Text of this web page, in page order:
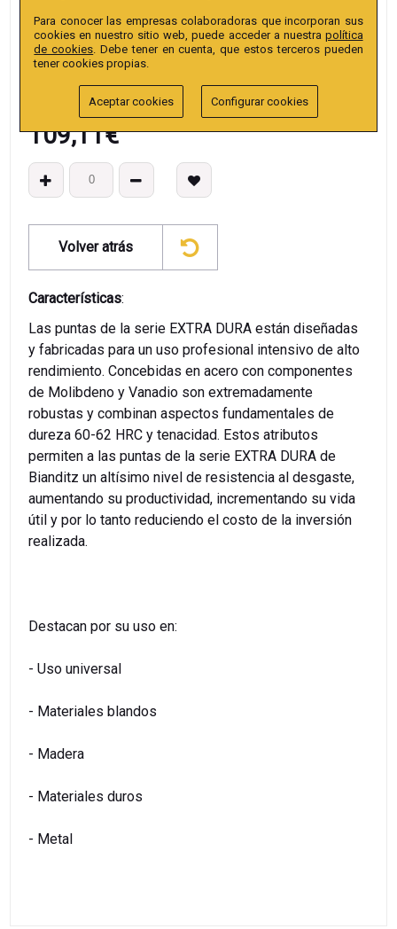
EAN13:
109,11€
Volver atrás
Características:
Las puntas de la serie EXTRA DURA están diseñadas
y fabricadas para un uso profesional intensivo de alto
rendimiento. Concebidas en acero con componentes
de Molibdeno y Vanadio son extremadamente
robustas y combinan aspectos fundamentales de
dureza 60-62 HRC y tenacidad. Estos atributos
permiten a las puntas de la serie EXTRA DURA de
Bianditz un altísimo nivel de resistencia al desgaste,
aumentando su productividad, incrementando su vida
útil y por lo tanto reduciendo el costo de la inversión
realizada.
Destacan por su uso en:
- Uso universal
- Materiales blandos
- Madera
- Materiales duros
- Metal
Para conocer las empresas colaboradoras que incorporan sus
cookies en nuestro sitio web, puede acceder a nuestra política
de cookies . Debe tener en cuenta, que estos terceros pueden
tener cookies propias.
Aceptar cookies Configurar cookies